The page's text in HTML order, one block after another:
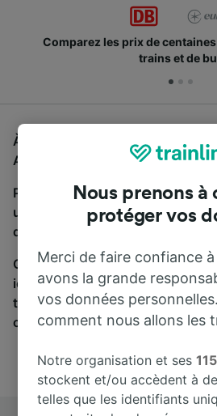
Comparez les prix de
trains et de
À la recherche d'un bus de
Amsterdam, vous êtes au bon
Pour trouver des billets de bus,
une recherche ci-dessus. Nous
de trajets et les prix des
Qu’importe votre destination,
ici. Nous collaborons avec plus
train et de bus. Consultez et
cette page.
Nous prenons à
protéger vos
Merci de faire confiance
avons la grande
vos données
comment nous allons les
Notre organisation et ses115
stockent et/ou accèdent à
telles que les identifiants